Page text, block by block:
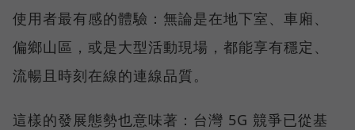
使用者最有感的體驗：無論是在地下室、車廂、
偏鄉山區，或是大型活動現場，都能享有穩定、
流暢且時刻在線的連線品質。
這樣的發展態勢也意味著：台灣 5G 競爭已從基